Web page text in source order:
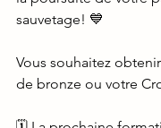
sauvetage! 💙
Vous souhaitez
de bronze ou votre